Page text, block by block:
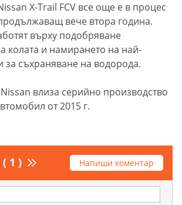
X-Trail FCV все още е в процес
вече втора година.
върху подобряване
колата и намирането на най-
за съхраняване на водорода.
влиза серийно производство
от 2015 г.
1 ) Напиши коментар